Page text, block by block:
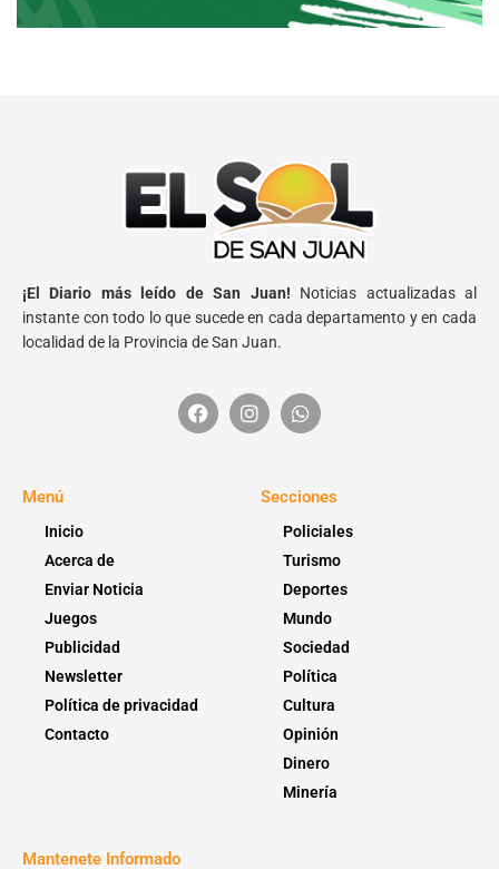
¡El Diario más leído de San Juan! Noticias actualizadas al
instante con todo lo que sucede en cada departamento y en cada
localidad de la Provincia de San Juan.
Menú
Inicio
Acerca de
Enviar Noticia
Juegos
Publicidad
Newsletter
Política de privacidad
Contacto
Secciones
Policiales
Turismo
Deportes
Mundo
Sociedad
Política
Cultura
Opinión
Dinero
Minería
Mantenete Informado